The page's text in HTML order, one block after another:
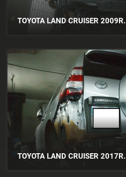
TOYOTA LAND CRUISER 2009R.
TOYOTA LAND CRUISER 2017R.